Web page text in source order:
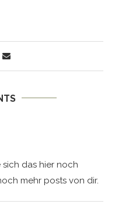
das hier noch
mehr posts von dir.